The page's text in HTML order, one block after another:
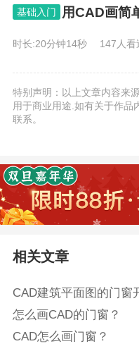
基础入门 用CAD画简
时长:20分钟14秒 147人看
特别声明：以上文章内容来
用于商业用途.如有关于作品
联系。
相关文章
CAD建筑平面图的门窗
怎么画CAD的门窗？
CAD怎么画门窗？